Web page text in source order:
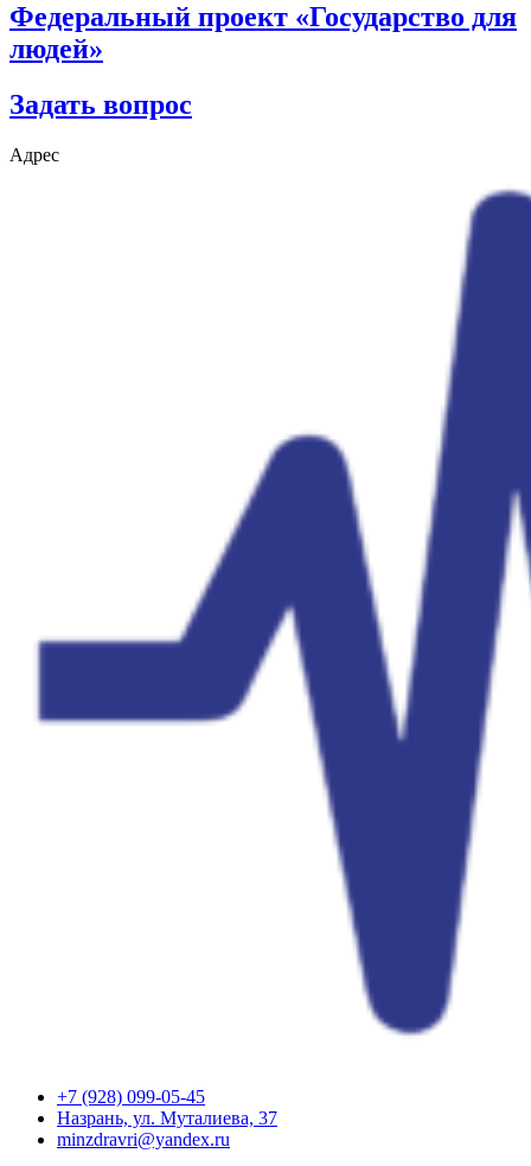
Федеральный проект «Государство для
людей»
Задать вопрос
Адрес
+7 (928) 099-05-45
Назрань, ул. Муталиева, 37
minzdravri@yandex.ru